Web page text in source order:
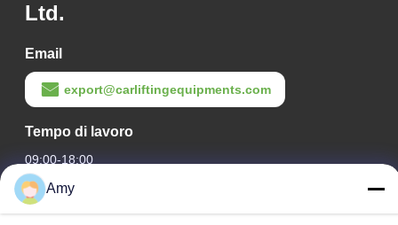
Ltd.
Email
export@carliftingequipments.com
Tempo di lavoro
09:00-18:00
Il nostro indirizzo
Amy